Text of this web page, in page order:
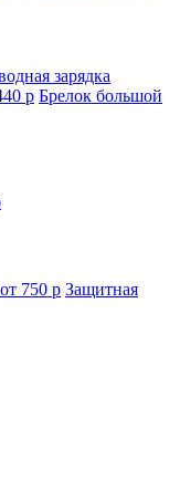
зарядка
p Брелок большой
750 p Защитная